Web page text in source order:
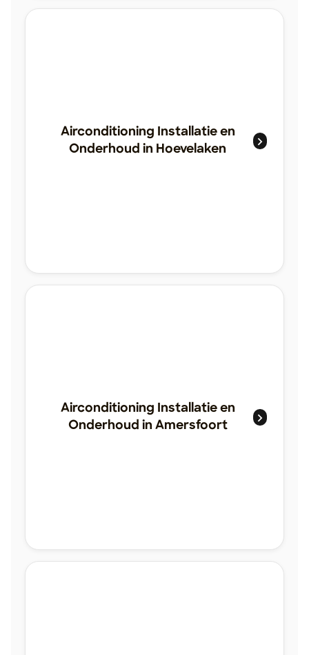
Airconditioning Installatie en
Onderhoud in Hoevelaken
Airconditioning Installatie en
Onderhoud in Amersfoort